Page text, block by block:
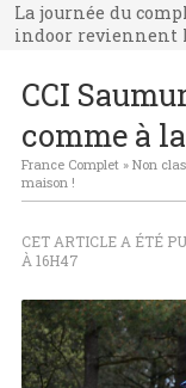
La journée du
indoor reviennent
indoor reviennent
CCI
comme à
France Complet» Non
maison !
CET ARTICLE A ÉTÉ
À 16H47